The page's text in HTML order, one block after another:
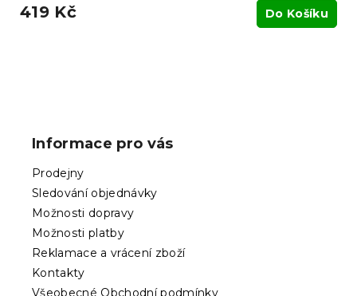
419 Kč Do Košíku
Informace pro vás
Prodejny
Sledování objednávky
Možnosti dopravy
Možnosti platby
Reklamace a vrácení zboží
Kontakty
Všeobecné Obchodní podmínky